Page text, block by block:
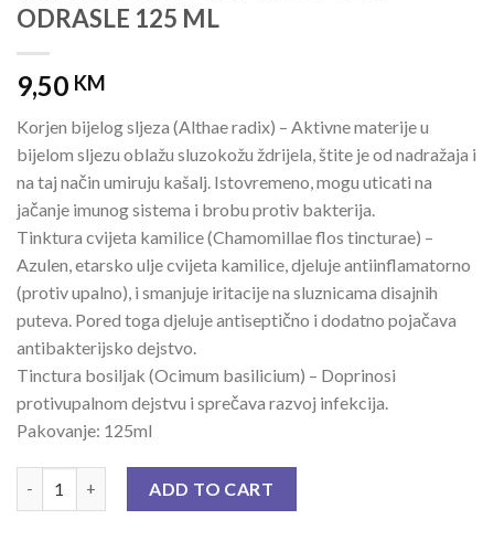
ODRASLE 125 ML
9,50 KM
Korjen bijelog sljeza (Althae radix) – Aktivne materije u
bijelom sljezu oblažu sluzokožu ždrijela, štite je od nadražaja i
na taj način umiruju kašalj. Istovremeno, mogu uticati na
jačanje imunog sistema i brobu protiv bakterija.
Tinktura cvijeta kamilice (Chamomillae flos tincturae) –
Azulen, etarsko ulje cvijeta kamilice, djeluje antiinflamatorno
(protiv upalno), i smanjuje iritacije na sluznicama disajnih
puteva. Pored toga djeluje antiseptično i dodatno pojačava
antibakterijsko dejstvo.
Tinctura bosiljak (Ocimum basilicium) – Doprinosi
protivupalnom dejstvu i sprečava razvoj infekcija.
Pakovanje: 125ml
ADD TO CART